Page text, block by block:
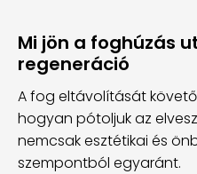
Mi jön a foghúzás
regeneráció
A fog eltávolítását
hogyan pótoljuk az
nemcsak esztétikai és
szempontból egyaránt.